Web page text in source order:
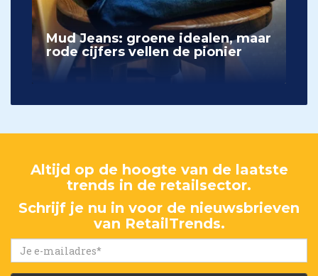
Mud Jeans: groene idealen, maar
rode cijfers vellen de pionier
Altijd op de hoogte van de laatste
trends in de retailsector.
Schrijf je nu in voor de nieuwsbrieven
van RetailTrends.